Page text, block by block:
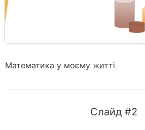
Математика у моєму житті
Слайд #2